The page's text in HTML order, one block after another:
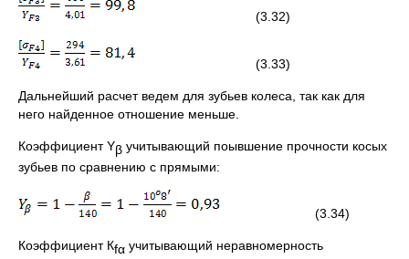
(3.32)
(3.33)
Дальнейший расчет ведем для зубьев колеса, так как для
него найденное отношение меньше.
Коэффициент Yβ учитывающий поывшение прочности косых
зубьев по сравнению с прямыми:
(3.34)
Коэффициент Кfα учитывающий неравномерность